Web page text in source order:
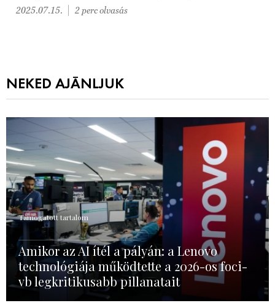
2025.07.15. 2 perc olvasás
NEKED AJÁNLJUK
Támogatott tartalom
Amikor az AI ítél a pályán: a Lenovo
technológiája működtette a 2026-os foci-
vb legkritikusabb pillanatait